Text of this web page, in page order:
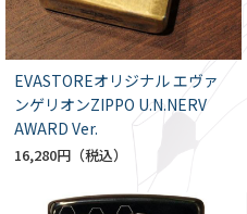
EVASTOREオリジナル エヴァ
ンゲリオンZIPPO U.N.NERV
AWARD Ver.
16,280円